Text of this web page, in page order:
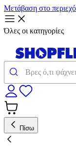
Μετάβαση στο
Όλες οι κατηγορίες
Πίσω